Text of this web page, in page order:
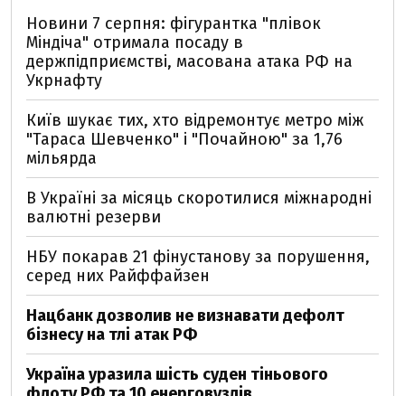
Новини 7 серпня: фігурантка "плівок
Міндіча" отримала посаду в
держпідприємстві, масована атака РФ на
Укрнафту
Київ шукає тих, хто відремонтує метро між
"Тараса Шевченко" і "Почайною" за 1,76
мільярда
В Україні за місяць скоротилися міжнародні
валютні резерви
НБУ покарав 21 фінустанову за порушення,
серед них Райффайзен
Нацбанк дозволив не визнавати дефолт
бізнесу на тлі атак РФ
Україна уразила шість суден тіньового